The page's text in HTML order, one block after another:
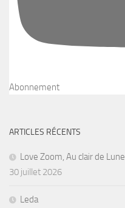
Abonnement
ARTICLES RÉCENTS
Love Zoom, Au clair de Lune
30 juillet 2026
Leda